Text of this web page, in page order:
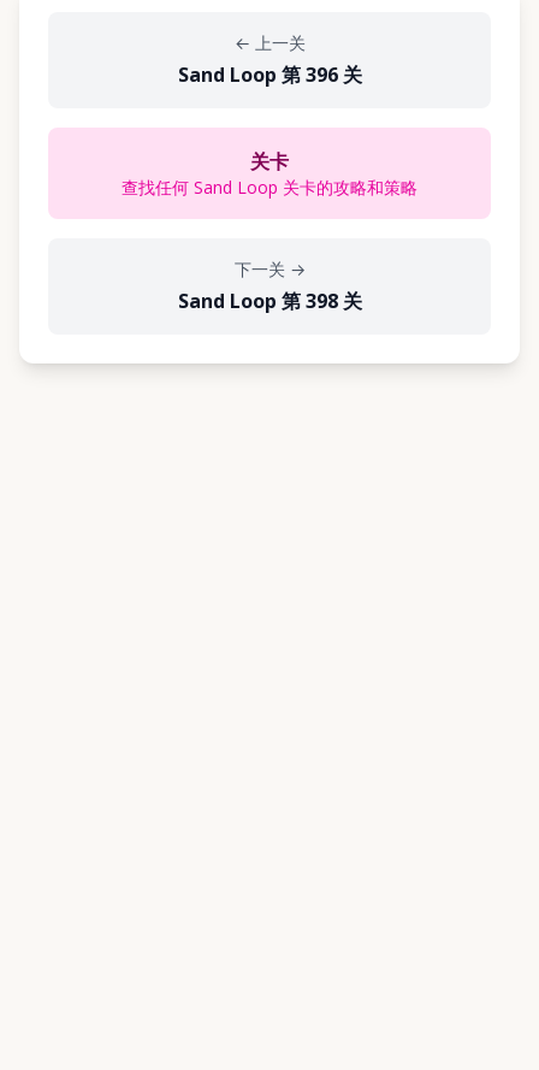
← 上一关
Sand Loop 第 396 关
关卡
查找任何 Sand Loop 关卡的攻略和策略
下一关 →
Sand Loop 第 398 关